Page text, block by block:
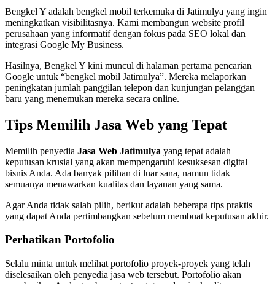
Bengkel Y adalah bengkel mobil terkemuka di Jatimulya yang ingin
meningkatkan visibilitasnya. Kami membangun website profil
perusahaan yang informatif dengan fokus pada SEO lokal dan
integrasi Google My Business.
Hasilnya, Bengkel Y kini muncul di halaman pertama pencarian
Google untuk “bengkel mobil Jatimulya”. Mereka melaporkan
peningkatan jumlah panggilan telepon dan kunjungan pelanggan
baru yang menemukan mereka secara online.
Tips Memilih Jasa Web yang Tepat
Memilih penyedia Jasa Web Jatimulya yang tepat adalah
keputusan krusial yang akan mempengaruhi kesuksesan digital
bisnis Anda. Ada banyak pilihan di luar sana, namun tidak
semuanya menawarkan kualitas dan layanan yang sama.
Agar Anda tidak salah pilih, berikut adalah beberapa tips praktis
yang dapat Anda pertimbangkan sebelum membuat keputusan akhir.
Perhatikan Portofolio
Selalu minta untuk melihat portofolio proyek-proyek yang telah
diselesaikan oleh penyedia jasa web tersebut. Portofolio akan